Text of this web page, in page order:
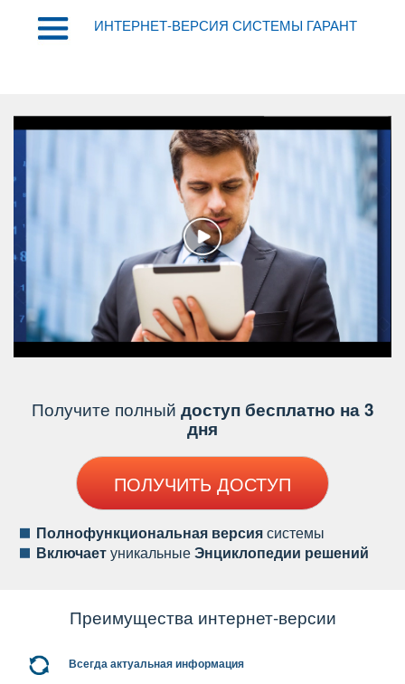
ИНТЕРНЕТ-ВЕРСИЯ СИСТЕМЫ ГАРАНТ
Получите полный доступ бесплатно на 3
дня
ПОЛУЧИТЬ ДОСТУП
Полнофункциональная версиясистемы
ключаетуникальныеЭнциклопедии решений
Преимущества интернет-версии
сегда актуальная информация